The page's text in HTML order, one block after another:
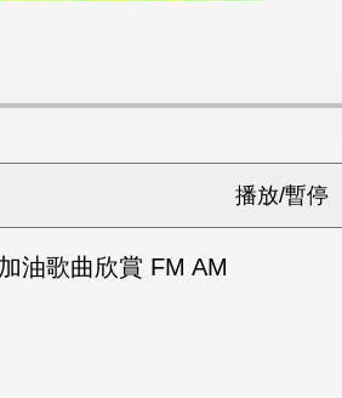
油歌曲欣賞 FM AM